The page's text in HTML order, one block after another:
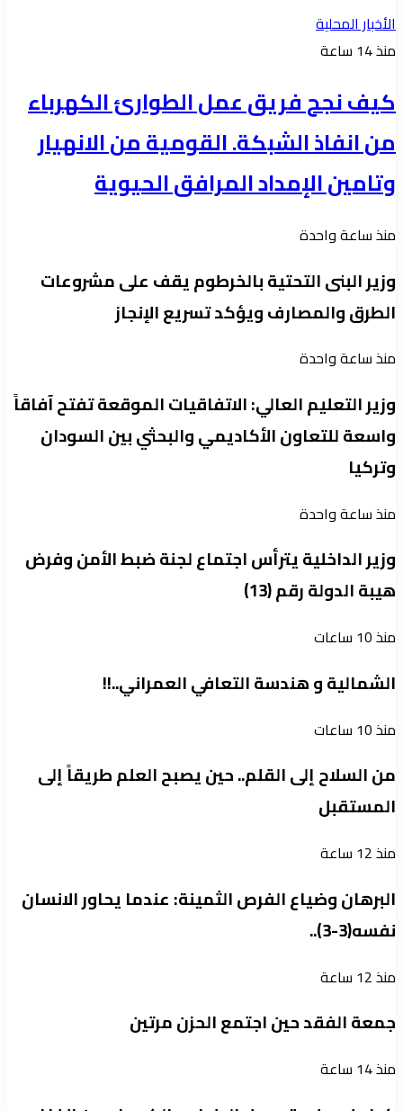
الأخبار المحلية
منذ 14 ساعة
كيف نجح فريق عمل الطوارئ الكهرباء
من انفاذ الشبكة. القومية من الانهيار
وتامين الإمداد المرافق الحيوية
منذ ساعة واحدة
وزير البنى التحتية بالخرطوم يقف على مشروعات
الطرق والمصارف ويؤكد تسريع الإنجاز
منذ ساعة واحدة
وزير التعليم العالي: الاتفاقيات الموقعة تفتح آفاقاً
واسعة للتعاون الأكاديمي والبحثي بين السودان
وتركيا
منذ ساعة واحدة
وزير الداخلية يترأس اجتماع لجنة ضبط الأمن وفرض
هيبة الدولة رقم (13)
منذ 10 ساعات
الشمالية و هندسة التعافي العمراني..!!
منذ 10 ساعات
من السلاح إلى القلم.. حين يصبح العلم طريقاً إلى
المستقبل
منذ 12 ساعة
البرهان وضياع الفرص الثمينة: عندما يحاور الانسان
نفسه(3-3)..
منذ 12 ساعة
جمعة الفقد حين اجتمع الحزن مرتين
منذ 14 ساعة